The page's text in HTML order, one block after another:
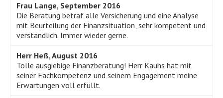
Frau Lange, September 2016
Die Beratung betraf alle Versicherung und eine Analyse
mit Beurteilung der Finanzsituation, sehr kompetent und
verständlich. Immer wieder gerne.
Herr Heß, August 2016
Tolle ausgiebige Finanzberatung! Herr Kauhs hat mit
seiner Fachkompetenz und seinem Engagement meine
Erwartungen voll erfüllt.